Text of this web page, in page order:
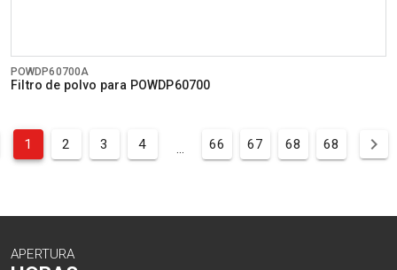
POWDP60700A
Filtro de polvo para POWDP60700
1 2 3 4 ... 66 67 68 68
APERTURA